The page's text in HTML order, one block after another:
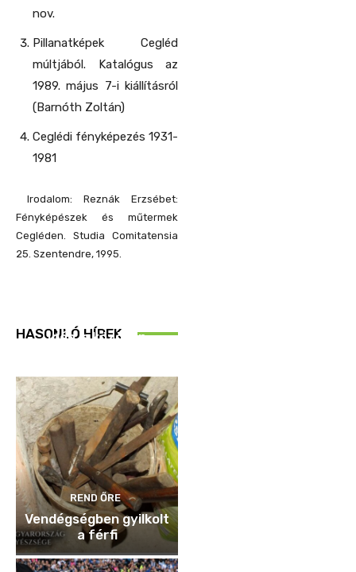
nov.
Pillanatképek Cegléd
múltjából. Katalógus az
1989. május 7-i kiállításról
(Barnóth Zoltán)
Ceglédi fényképezés 1931-
1981
Irodalom: Reznák Erzsébet:
Fényképészek és műtermek
Cegléden. Studia Comitatensia
25. Szentendre, 1995.
HASONLÓ HÍREK
Idén is közösen
REND ŐRE
Vendégségben gyilkolt
a férfi